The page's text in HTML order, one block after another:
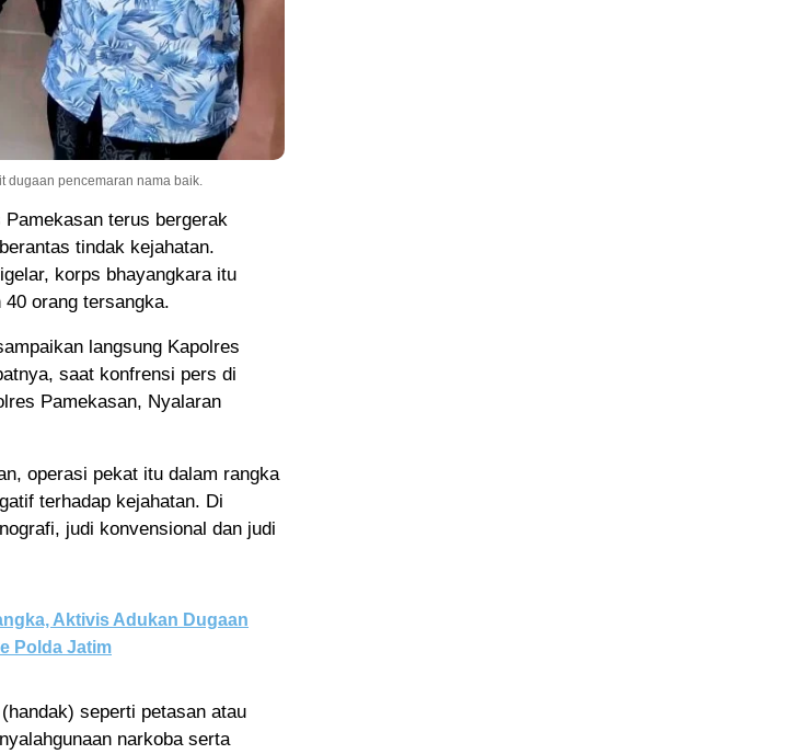
dugaan pencemaran nama baik.
terus bergerak
tindak kejahatan.
korps bhayangkara itu
orang tersangka.
langsung Kapolres
saat konfrensi pers di
Pamekasan, Nyalaran
operasi pekat itu dalam rangka
terhadap kejahatan. Di
judi konvensional dan judi
Aktivis Adukan Dugaan
Polda Jatim
seperti petasan atau
narkoba serta